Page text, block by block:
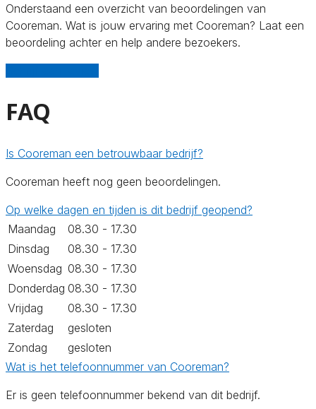
Onderstaand een overzicht van beoordelingen van
Cooreman. Wat is jouw ervaring met Cooreman? Laat een
beoordeling achter en help andere bezoekers.
FAQ
Is Cooreman een betrouwbaar bedrijf?
Cooreman heeft nog geen beoordelingen.
Op welke dagen en tijden is dit bedrijf geopend?
Maandag
08.30 - 17.30
Dinsdag
08.30 - 17.30
Woensdag 08.30 - 17.30
Donderdag 08.30 - 17.30
Vrijdag
08.30 - 17.30
Zaterdag
gesloten
Zondag
gesloten
Wat is het telefoonnummer van Cooreman?
Er is geen telefoonnummer bekend van dit bedrijf.